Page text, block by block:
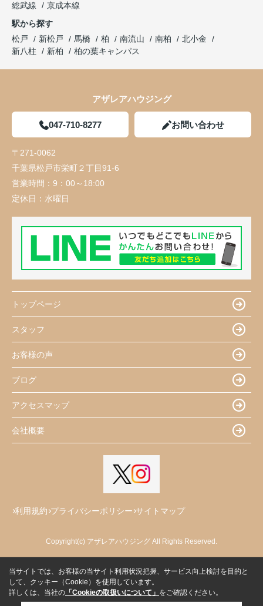
総武線
京成本線
駅から探す
松戸
新松戸 馬橋 柏 南流山 南柏
北小金
新八柱
新柏 柏の葉キャンパス
アザレアハウジング
047-710-8277 お問い合わせ
〒271-0062
千葉県松戸市栄町２丁目91-6
営業時間： 9：00～18:00
定休日： 水曜日
トップページ
スタッフ
お客様の声
ブログ
アクセスマップ
会社概要
利用規約 プライバシーポリシー サイトマップ
Copyright(c) アザレアハウジング All Rights Reserved.
当サイトでは、お客様の当サイト利用状況把握、サービス向上検討を目的と
して、クッキー（Cookie）を使用しています。
詳しくは、当社の 「Cookieの取扱いについて」 をご確認ください。